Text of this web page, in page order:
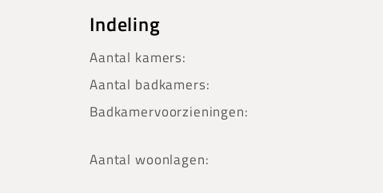
Indeling
Aantal kamers:
Aantal badkamers:
Badkamervoorzieningen:
Aantal woonlagen: